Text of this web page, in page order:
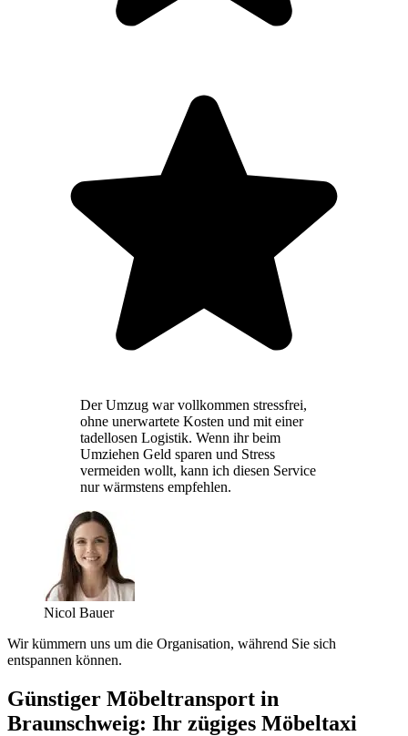
Der Umzug war vollkommen stressfrei,
ohne unerwartete Kosten und mit einer
tadellosen Logistik. Wenn ihr beim
Umziehen Geld sparen und Stress
vermeiden wollt, kann ich diesen Service
nur wärmstens empfehlen.
Nicol Bauer
Wir kümmern uns um die Organisation, während Sie sich
entspannen können.
Günstiger Möbeltransport in
Braunschweig: Ihr zügiges Möbeltaxi